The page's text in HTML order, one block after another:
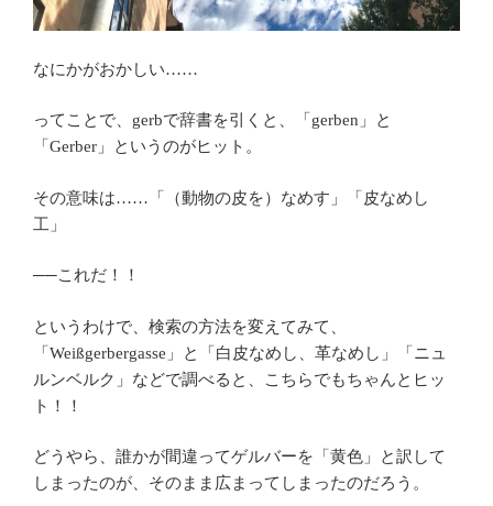
なにかがおかしい……
ってことで、gerbで辞書を引くと、「gerben」と
「Gerber」というのがヒット。
その意味は……「（動物の皮を）なめす」「皮なめし
工」
──これだ！！
というわけで、検索の方法を変えてみて、
「Weißgerbergasse」と「白皮なめし、革なめし」「ニュ
ルンベルク」などで調べると、こちらでもちゃんとヒッ
ト！！
どうやら、誰かが間違ってゲルバーを「黄色」と訳して
しまったのが、そのまま広まってしまったのだろう。